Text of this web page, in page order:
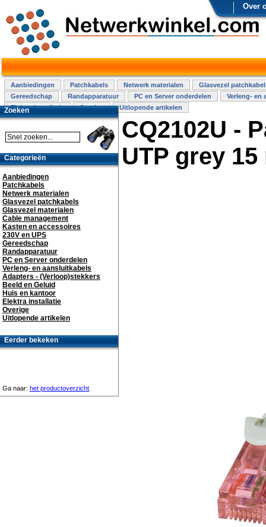
Over
Aanbiedingen Patchkabels Netwerk materialen
Glasvezel
Gereedschap
Randapparatuur PC en Server onderdelen
Verleng- en
Elektra installatie
Overige Uitlopende artikelen
CQ2102U -
UTP grey
Zoeken
Categorieën
Aanbiedingen
Patchkabels
Netwerk materialen
Glasvezel patchkabels
Glasvezel materialen
Cable management
Kasten en accessoires
230V en UPS
Gereedschap
Randapparatuur
PC en Server onderdelen
Verleng- en aansluitkabels
Adapters - (Verloop)stekkers
Beeld en Geluid
Huis en kantoor
Elektra installatie
Overige
Uitlopende artikelen
Eerder bekeken
Ga naar: het productoverzicht